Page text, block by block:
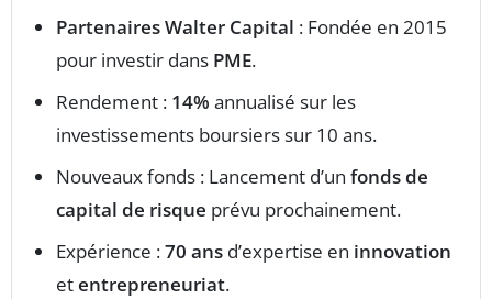
Partenaires Walter Capital : Fondée en 2015
pour investir dans PME.
Rendement : 14% annualisé sur les
investissements boursiers sur 10 ans.
Nouveaux fonds : Lancement d’un fonds de
capital de risque prévu prochainement.
Expérience :70 ans d’expertise en innovation
etentrepreneuriat.